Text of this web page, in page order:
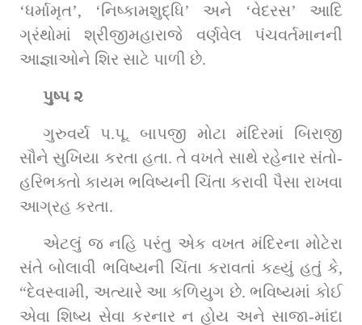
‘ધર્મામૃત’, ‘નિષ્કામશુદ્ધિ’ અને ‘વેદરસ’ આદિ
ગ્રંથોમાં શ્રીજીમહારાજે વર્ણવેલ પંચવર્તમાનની
આજ્ઞાઓને શિર સાટે પાળી છે.
પુષ્પ ૨
ગુરુવર્ય પ.પૂ. બાપજી મોટા મંદિરમાં બિરાજી
સૌને સુખિયા કરતા હતા. તે વખતે સાથે રહેનાર સંતો-
હરિભક્તો કાયમ ભવિષ્યની ચિંતા કરાવી પૈસા રાખવા
આગ્રહ કરતા.
એટલું જ નહિ પરંતુ એક વખત મંદિરના મોટેરા
સંતે બોલાવી ભવિષ્યની ચિંતા કરાવતાં કહ્યું હતું કે,
“દેવસ્વામી, અત્યારે આ કળિયુગ છે. ભવિષ્યમાં કોઈ
એવા શિષ્ય સેવા કરનાર ન હોય અને સાજા-માંદા